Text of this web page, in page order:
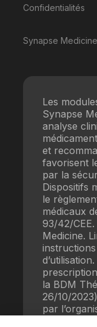
Confidentialités
Synapse
Les
Synapse
analyse
et
favorisent
par la
Dispositifs
le
médicaux
93/42/
Medicine.
la BDM
26/10/
par